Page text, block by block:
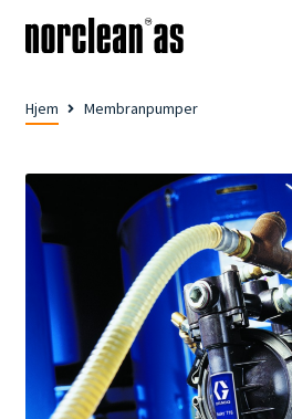
Hjem Membranpumper